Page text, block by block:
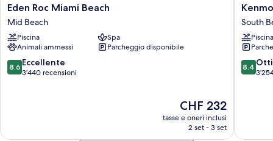
Eden
Roc
Miami
Beach
Mid
Beach
Eden Roc Miami Beach
Mid Beach
Piscina
Spa
Animali ammessi
Parcheggio disponibile
8.6
su
8.6 Eccellente
3’440 recensioni
Il
prezzo
attuale
CHF 232
tasse e oneri inclusi
2 set - 3 set
Village
Hotel,
South
Beach
South
Beach
South
Piscina
8.4
su
8.4